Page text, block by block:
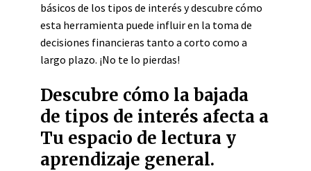
básicos de los tipos de interés y descubre cómo
esta herramienta puede influir en la toma de
decisiones financieras tanto a corto como a
largo plazo. ¡No te lo pierdas!
Descubre cómo la bajada
de tipos de interés afecta a
Tu espacio de lectura y
aprendizaje general.